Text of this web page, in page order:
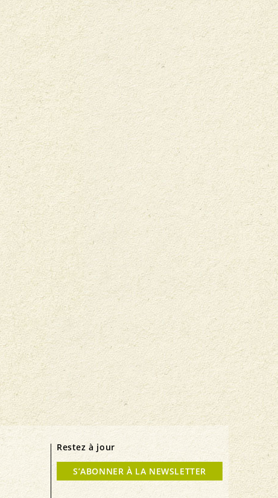
Restez à jour
S’ABONNER À LA NEWSLETTER